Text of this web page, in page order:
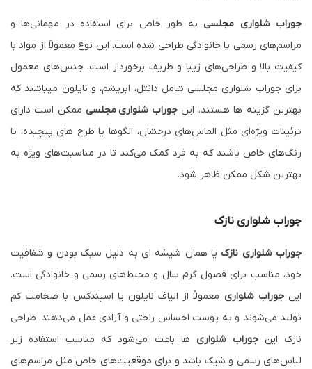
جوراب شلواری مجلسی به طور خاص برای استفاده در مهمانی‌ها و
مراسم‌های رسمی یا خانوادگی طراحی شده است. این نوع معمولاً از مواد با
کیفیت بالا و طراحی‌های زیبا و ظریف برخوردار است. جنس‌های معمول
برای جوراب شلواری مجلسی شامل دانتل، ابریشم، و نایلون میباشند که
بهترین گزینه ها هستند. این جوراب شلواری مجلسی ممکن است دارای
تزئینات ویژه‌ای مثل الماس‌های درخشان، الگوها یا طرح های پیچیده، یا
رنگ‌های خاص باشند که به فرد کمک می‌کند تا در مناسبت‌های ویژه به
بهترین شکل ممکن ظاهر شود.
جوراب شلواری نازک
جوراب شلواری نازک یا همان شیشه ای به دلیل سبک بودن و شفافیت
خود، مناسب برای فصول گرم سال و محیط‌های رسمی و خانوادگی است.
اینجوراب شلواری معمولاً از الیاف نایلون یا اسپندکس با ضخامت کم
تولید می‌شوند و به پوست احساس راحتی و آزادی عمل می‌دهند. طراحی
نازک اینجوراب شلواری ها باعث می‌شود که مناسب استفاده زیر
لباس‌های رسمی و شیک باشد و برای موقعیت‌های خاص مثل مراسم‌های